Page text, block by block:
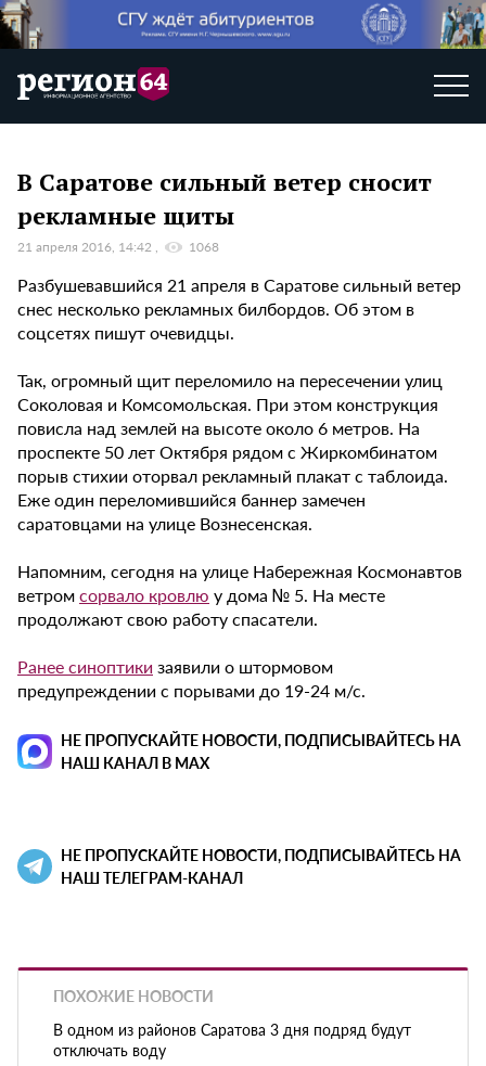
В Саратове сильный ветер сносит
рекламные щиты
21 апреля 2016, 14:42 1068
Разбушевавшийся 21 апреля в Саратове сильный ветер
снес несколько рекламных билбордов. Об этом в
соцсетях пишут очевидцы.
Так, огромный щит переломило на пересечении улиц
Соколовая и Комсомольская. При этом конструкция
повисла над землей на высоте около 6 метров. На
проспекте 50 лет Октября рядом с Жиркомбинатом
порыв стихии оторвал рекламный плакат с таблоида.
Еже один переломившийся баннер замечен
саратовцами на улице Вознесенская.
Напомним, сегодня на улице Набережная Космонавтов
ветромсорвало кровлю у дома № 5. На месте
продолжают свою работу спасатели.
Ранее синоптики заявили о штормовом
предупреждении с порывами до 19-24 м/с.
НЕ ПРОПУСКАЙТЕ НОВОСТИ, ПОДПИСЫВАЙТЕСЬ НА
НАШ КАНАЛ В MAX
НЕ ПРОПУСКАЙТЕ НОВОСТИ, ПОДПИСЫВАЙТЕСЬ НА
НАШ ТЕЛЕГРАМ-КАНАЛ
ПОХОЖИЕ НОВОСТИ
В одном из районов Саратова 3 дня подряд будут
отключать воду